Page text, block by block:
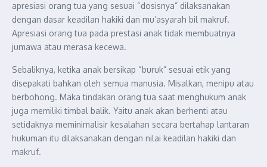
apresiasi orang tua yang sesuai “dosisnya” dilaksanakan
dengan dasar keadilan hakiki dan mu’asyarah bil makruf.
Apresiasi orang tua pada prestasi anak tidak membuatnya
jumawa atau merasa kecewa.
Sebaliknya, ketika anak bersikap “buruk” sesuai etik yang
disepakati bahkan oleh semua manusia. Misalkan, menipu atau
berbohong. Maka tindakan orang tua saat menghukum anak
juga memiliki timbal balik. Yaitu anak akan berhenti atau
setidaknya meminimalisir kesalahan secara bertahap lantaran
hukuman itu dilaksanakan dengan nilai keadilan hakiki dan
makruf.